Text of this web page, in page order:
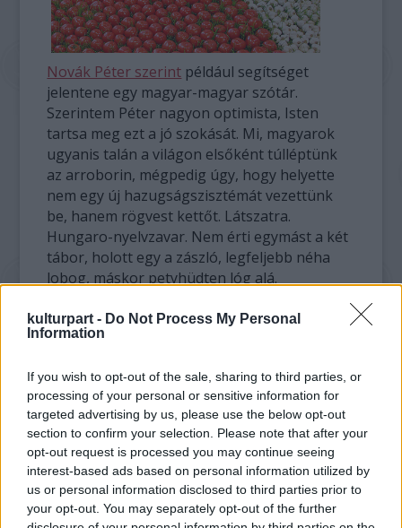
kulturpart - Do Not Process My Personal
Information
If you wish to opt-out of the sale, sharing to third parties, or
processing of your personal or sensitive information for
targeted advertising by us, please use the below opt-out
section to confirm your selection. Please note that after your
opt-out request is processed you may continue seeing
interest-based ads based on personal information utilized by
us or personal information disclosed to third parties prior to
your opt-out. You may separately opt-out of the further
Novák Péter szerint például segítséget
jelentene egy magyar-magyar szótár.
Szerintem Péter nagyon optimista, Isten
tartsa meg ezt a jó szokását. Mi, magyarok
ugyanis talán a világon elsőként túlléptünk
az arroborin, mégpedig úgy, hogy helyette
nem egy új hazugságszisztémát vezettünk
be, hanem rögvest kettőt. Látszatra.
Hungaro-nyelvzavar. Nem érti egymást a két
tábor, holott egy a zászló, legfeljebb néha
lobog, máskor petyhüdten lóg alá.
van igazam, akkor meg minek meghallgatni a
Másikat? Szótár? Majd jól fejbeverlek vele,
láss. Te is. Érvek ellen érvek? Nehogymár.
Minek az érv annak, akinél ott a szent
igazság?
Elég néhány hívószó, és máris a káosz
közepén vagyunk, máris ráfókuszálunk, és
nem számít semmi más. Sajnos, erre találunk